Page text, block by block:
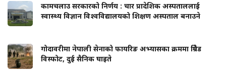
कामचलाउ सरकारको निर्णय : चार प्रादेशिक अस्पताललाई
स्वास्थ्य विज्ञान विश्वविद्यालयको शिक्षण अस्पताल बनाउने
गोदावरीमा नेपाली सेनाको फायरिङ अभ्यासका क्रममा ग्रिनेड
विस्फोट, दुई सैनिक घाइते